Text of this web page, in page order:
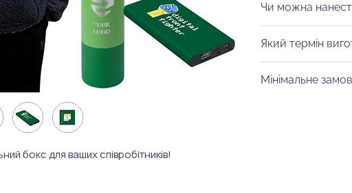
бокс для ваших співробітників!
додати листівку
Чи можна
елементи
дизайнери
принти під
Який термін
конкретний
Мінімальне